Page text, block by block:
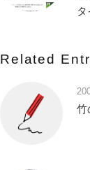
Related
竹